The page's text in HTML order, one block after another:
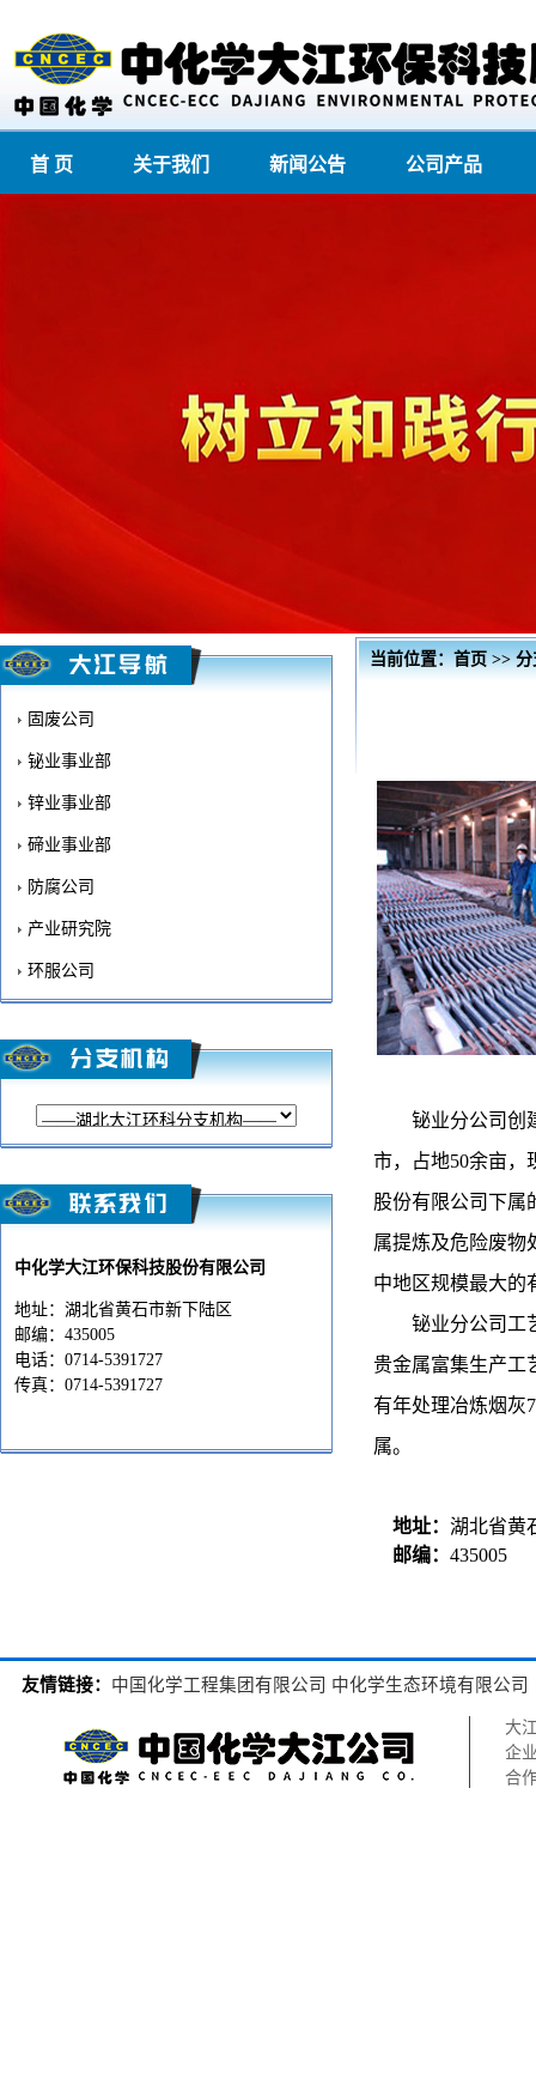
首 页 关于我们 新闻公告 公司产品
当前位置：首页>>分
铋业分公司创
市，占地50余亩，
股份有限公司下属
属提炼及危险废物
中地区规模最大的
铋业分公司工
贵金属富集生产工
有年处理冶炼烟灰7
属。
地址： 湖北省黄
邮编： 435005
固废公司
铋业事业部
锌业事业部
碲业事业部
防腐公司
产业研究院
环服公司
中化学大江环保科技股份有限公司
地址：湖北省黄石市新下陆区
邮编：435005
电话：0714-5391727
传真：0714-5391727
友情链接： 中国化学工程集团有限公司 中化学生态环境有限公司
大
企
合